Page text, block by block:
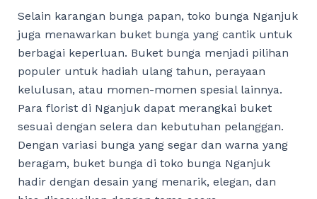
Selain karangan bunga papan, toko bunga Nganjuk
juga menawarkan buket bunga yang cantik untuk
berbagai keperluan. Buket bunga menjadi pilihan
populer untuk hadiah ulang tahun, perayaan
kelulusan, atau momen-momen spesial lainnya.
Para florist di Nganjuk dapat merangkai buket
sesuai dengan selera dan kebutuhan pelanggan.
Dengan variasi bunga yang segar dan warna yang
beragam, buket bunga di toko bunga Nganjuk
hadir dengan desain yang menarik, elegan, dan